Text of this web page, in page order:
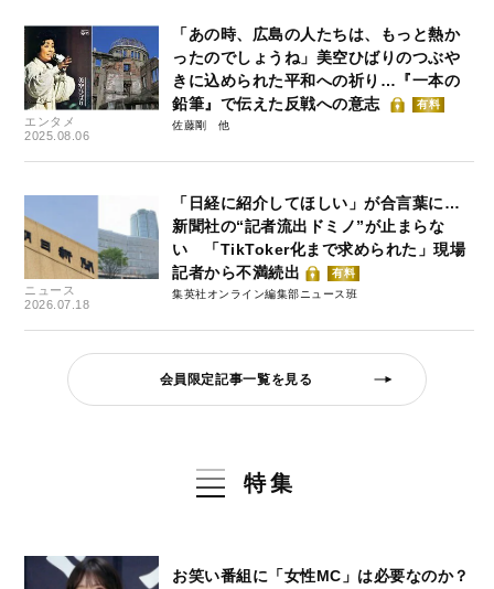
エンタメ
2025.08.06
「あの時、広島の人たちは、もっと熱か
ったのでしょうね」美空ひばりのつぶや
きに込められた平和への祈り…『一本の
鉛筆』で伝えた反戦への意志
有料
佐藤剛
ニュース
2026.07.18
「日経に紹介してほしい」が合言葉に…
新聞社の“記者流出ドミノ”が止まらな
い 「TikToker化まで求められた」現場
記者から不満続出
有料
集英社オンライン編集部ニュース班
会員限定記事一覧を見る
特集
お笑い番組に「女性MC」は必要なのか？